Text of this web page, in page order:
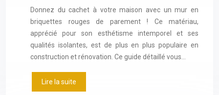
Donnez du cachet à votre maison avec un mur en
briquettes rouges de parement ! Ce matériau,
apprécié pour son esthétisme intemporel et ses
qualités isolantes, est de plus en plus populaire en
construction et rénovation. Ce guide détaillé vous…
Lire la suite